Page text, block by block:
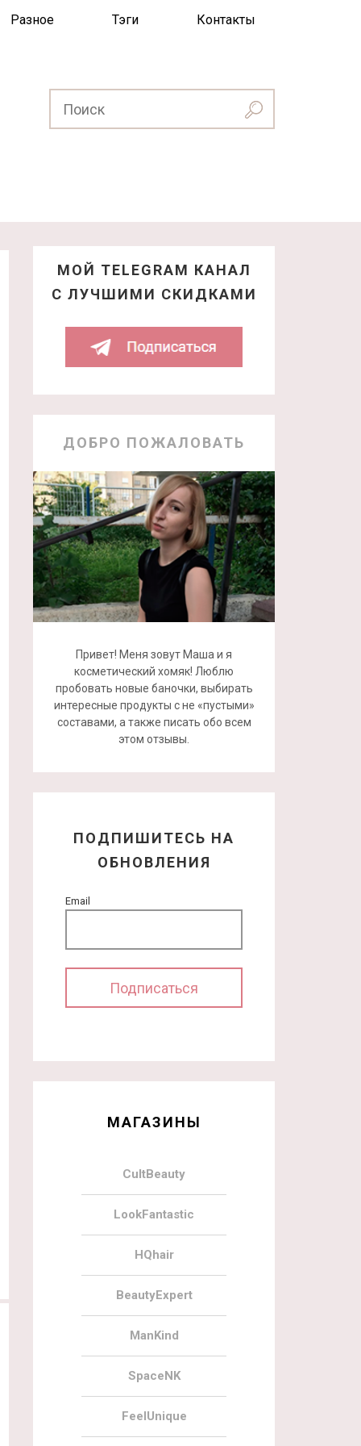
Разное Тэги Контакты
МОЙ TELEGRAM КАНАЛ
С ЛУЧШИМИ СКИДКАМИ
ДОБРО ПОЖАЛОВАТЬ
Привет! Меня зовут Маша и я
косметический хомяк! Люблю
пробовать новые баночки, выбирать
интересные продукты с не «пустыми»
составами, а также писать обо всем
этом отзывы.
ПОДПИШИТЕСЬ НА
ОБНОВЛЕНИЯ
Email
МАГАЗИНЫ
CultBeauty
LookFantastic
HQhair
BeautyExpert
ManKind
SpaceNK
FeelUnique